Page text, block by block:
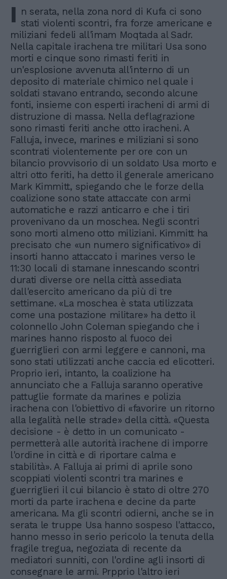
I n serata, nella zona nord di Kufa ci sono
stati violenti scontri, fra forze americane e
miliziani fedeli all'imam Moqtada al Sadr.
Nella capitale irachena tre militari Usa sono
morti e cinque sono rimasti feriti in
un'esplosione avvenuta all'interno di un
deposito di materiale chimico nel quale i
soldati stavano entrando, secondo alcune
fonti, insieme con esperti iracheni di armi di
distruzione di massa. Nella deflagrazione
sono rimasti feriti anche otto iracheni. A
Falluja, invece, marines e miliziani si sono
scontrati violentemente per ore con un
bilancio provvisorio di un soldato Usa morto e
altri otto feriti, ha detto il generale americano
Mark Kimmitt, spiegando che le forze della
coalizione sono state attaccate con armi
automatiche e razzi anticarro e che i tiri
provenivano da un moschea. Negli scontri
sono morti almeno otto miliziani. Kimmitt ha
precisato che «un numero significativo» di
insorti hanno attaccato i marines verso le
11:30 locali di stamane innescando scontri
durati diverse ore nella città assediata
dall'esercito americano da più di tre
settimane. «La moschea è stata utilizzata
come una postazione militare» ha detto il
colonnello John Coleman spiegando che i
marines hanno risposto al fuoco dei
guerriglieri con armi leggere e cannoni, ma
sono stati utilizzati anche caccia ed elicotteri.
Proprio ieri, intanto, la coalizione ha
annunciato che a Falluja saranno operative
pattuglie formate da marines e polizia
irachena con l'obiettivo di «favorire un ritorno
alla legalità nelle strade» della città. «Questa
decisione - è detto in un comunicato -
permetterà alle autorità irachene di imporre
l'ordine in città e di riportare calma e
stabilità». A Falluja ai primi di aprile sono
scoppiati violenti scontri tra marines e
guerriglieri il cui bilancio è stato di oltre 270
morti da parte irachena e decine da parte
americana. Ma gli scontri odierni, anche se in
serata le truppe Usa hanno sospeso l'attacco,
hanno messo in serio pericolo la tenuta della
fragile tregua, negoziata di recente da
mediatori sunniti, con l'ordine agli insorti di
consegnare le armi. Prpprio l'altro ieri